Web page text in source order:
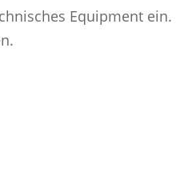
Equipment